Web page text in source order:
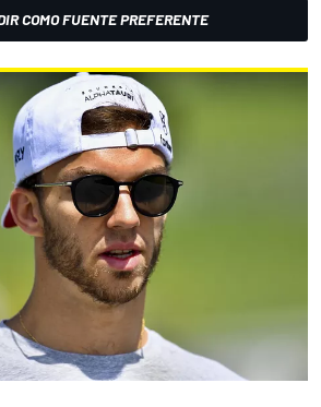
COMO FUENTE PREFERENTE